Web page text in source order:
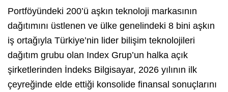
Portföyündeki 200’ü aşkın teknoloji markasının
dağıtımını üstlenen ve ülke genelindeki 8 bini aşkın
iş ortağıyla Türkiye’nin lider bilişim teknolojileri
dağıtım grubu olan Index Grup’un halka açık
şirketlerinden İndeks Bilgisayar, 2026 yılının ilk
çeyreğinde elde ettiği konsolide finansal sonuçlarını